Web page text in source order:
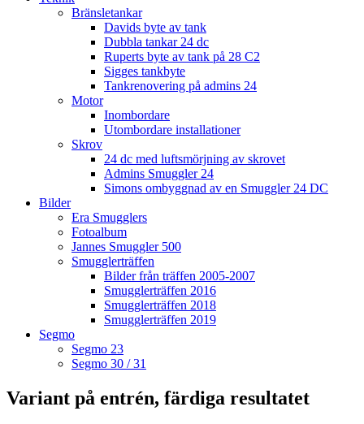
Bränsletankar
Davids byte av tank
Dubbla tankar 24 dc
Ruperts byte av tank på 28 C2
Sigges tankbyte
Tankrenovering på admins 24
Motor
Inombordare
Utombordare installationer
Skrov
24 dc med luftsmörjning av skrovet
Admins Smuggler 24
Simons ombyggnad av en Smuggler 24 DC
Bilder
Era Smugglers
Fotoalbum
Jannes Smuggler 500
Smugglerträffen
Bilder från träffen 2005-2007
Smugglerträffen 2016
Smugglerträffen 2018
Smugglerträffen 2019
Segmo
Segmo 23
Segmo 30 / 31
Variant på entrén, färdiga resultatet